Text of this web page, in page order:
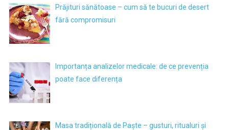
Prăjituri sănătoase – cum să te bucuri de desert
fără compromisuri
Importanța analizelor medicale: de ce prevenția
poate face diferența
Masa tradițională de Paște – gusturi, ritualuri și